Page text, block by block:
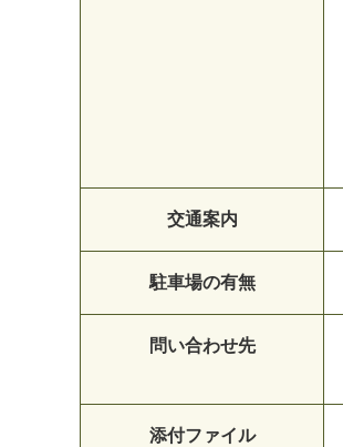
交通案内
駐車場の有無
問い合わせ先
添付ファイル